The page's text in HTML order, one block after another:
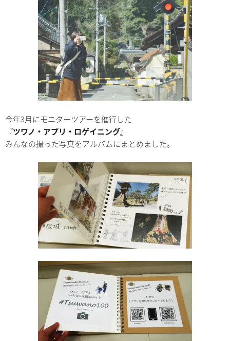
今年3月にモニターツアーを催行した
『ツワノ・アプリ・ロゲイニング』
みんなの撮った写真をアルバムにまとめました。